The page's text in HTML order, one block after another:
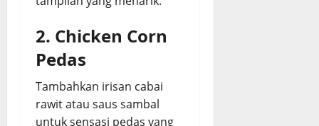
2. Chicken Corn
Pedas
Tambahkan irisan cabai
rawit atau saus sambal
untuk sensasi pedas yang